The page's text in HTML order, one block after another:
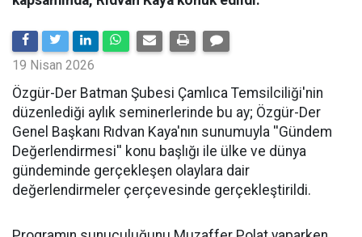
19 Nisan 2026
​Özgür-Der Batman Şubesi Çamlıca Temsilciliği'nin
düzenlediği aylık seminerlerinde bu ay; Özgür-Der
Genel Başkanı Rıdvan Kaya'nın sunumuyla ''Gündem
Değerlendirmesi'' konu başlığı ile ülke ve dünya
gündeminde gerçekleşen olaylara dair
değerlendirmeler çerçevesinde gerçekleştirildi.